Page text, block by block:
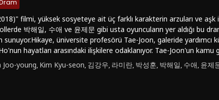
filmi, yüksek sosyeteye ait üç farklı karakterin arzuları ve aşk
박해일, 수애 ve 윤제문 gibi usta oyuncuların yer aldığı bu
sunuyor.Hikaye, üniversite profesörü Tae-Joon, galeride yardımcı
hayatları arasındaki ilişkilere odaklanıyor. Tae-Joon'un
çalışırken, Soo-Yeon ve Ji-Ho arasındaki karmaşık
Sosyete (2018)", sadece karakterlerin içsel çatışmalarına
Joo-young, Kim Kyu-seon, 김강우, 라미란, 박성훈, 박해일, 수애, 윤제